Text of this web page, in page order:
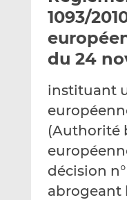
1093/
du 24
instituant
(Authorité
décision
abrogeant